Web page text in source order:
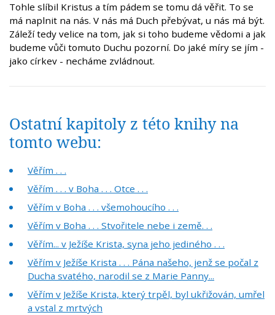
Tohle slíbil Kristus a tím pádem se tomu dá věřit. To se
má naplnit na nás. V nás má Duch přebývat, u nás má být.
Záleží tedy velice na tom, jak si toho budeme vědomi a jak
budeme vůči tomuto Duchu pozorní. Do jaké míry se jím -
jako církev - necháme zvládnout.
Ostatní kapitoly z této knihy na
tomto webu:
Věřím . . .
Věřím . . . v Boha . . . Otce . . .
Věřím v Boha . . . všemohoucího . . .
Věřím v Boha . . . Stvořitele nebe i země. . .
Věřím... v Ježíše Krista, syna jeho jediného . . .
Věřím v Ježíše Krista . . . Pána našeho, jenž se počal z
Ducha svatého, narodil se z Marie Panny...
Věřím v Ježíše Krista, který trpěl, byl ukřižován, umřel
a vstal z mrtvých